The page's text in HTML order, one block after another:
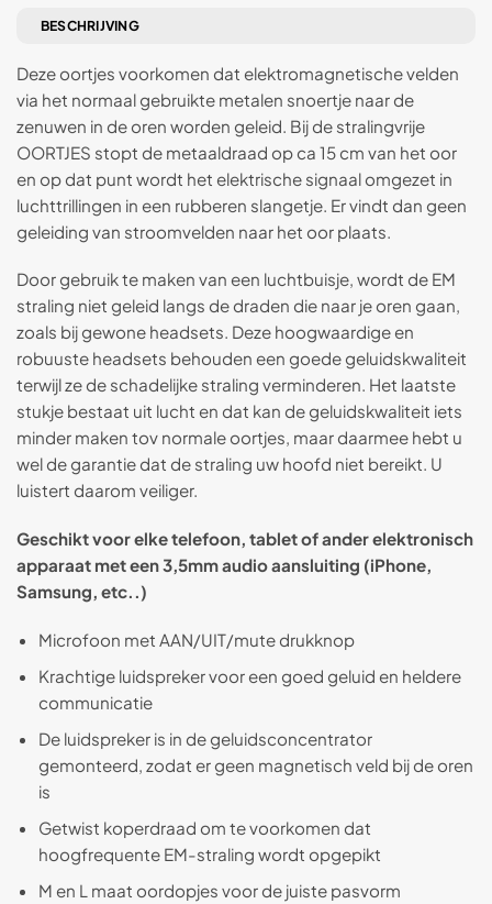
BESCHRIJVING
Deze oortjes voorkomen dat elektromagnetische velden
via het normaal gebruikte metalen snoertje naar de
zenuwen in de oren worden geleid. Bij de stralingvrije
OORTJES stopt de metaaldraad op ca 15 cm van het oor
en op dat punt wordt het elektrische signaal omgezet in
luchttrillingen in een rubberen slangetje. Er vindt dan geen
geleiding van stroomvelden naar het oor plaats.
Door gebruik te maken van een luchtbuisje, wordt de EM
straling niet geleid langs de draden die naar je oren gaan,
zoals bij gewone headsets. Deze hoogwaardige en
robuuste headsets behouden een goede geluidskwaliteit
terwijl ze de schadelijke straling verminderen. Het laatste
stukje bestaat uit lucht en dat kan de geluidskwaliteit iets
minder maken tov normale oortjes, maar daarmee hebt u
wel de garantie dat de straling uw hoofd niet bereikt. U
luistert daarom veiliger.
Geschikt voor elke telefoon, tablet of ander elektronisch
apparaat met een 3,5mm audio aansluiting (iPhone,
Samsung, etc..)
Microfoon met AAN/UIT/mute drukknop
Krachtige luidspreker voor een goed geluid en heldere
communicatie
De luidspreker is in de geluidsconcentrator
gemonteerd, zodat er geen magnetisch veld bij de oren
is
Getwist koperdraad om te voorkomen dat
hoogfrequente EM-straling wordt opgepikt
M en L maat oordopjes voor de juiste pasvorm